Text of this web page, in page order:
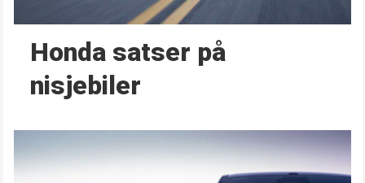
Honda satser på
nisjebiler